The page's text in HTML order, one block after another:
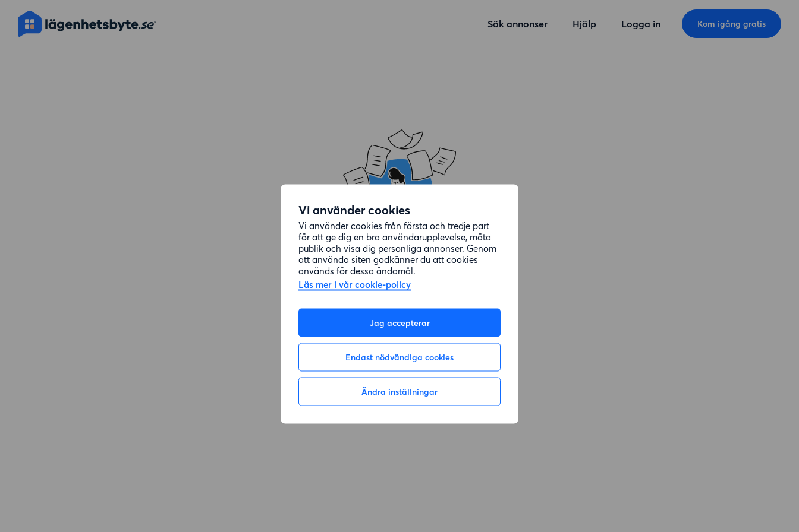
Vi använder cookies
Vi använder cookies från första och tredje part
för att ge dig en bra användarupplevelse, mäta
publik och visa dig personliga annonser. Genom
att använda siten godkänner du att cookies
används för dessa ändamål.
Läs mer i vår cookie-policy
Jag accepterar
Endast nödvändiga cookies
Ändra inställningar
Sök annonser Hjälp Logga in Kom igång gratis
Annonsen du letade efter är borttagen
Gå till sök